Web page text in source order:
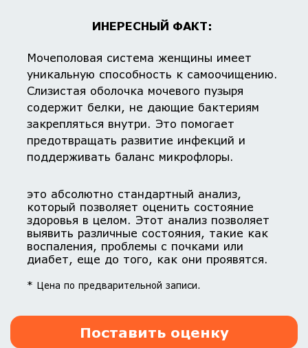
ИНЕРЕСНЫЙ ФАКТ:
Мочеполовая система женщины имеет
уникальную способность к самоочищению.
Слизистая оболочка мочевого пузыря
содержит белки, не дающие бактериям
закрепляться внутри. Это помогает
предотвращать развитие инфекций и
поддерживать баланс микрофлоры.
это абсолютно стандартный анализ,
который позволяет оценить состояние
здоровья в целом. Этот анализ позволяет
выявить различные состояния, такие как
воспаления, проблемы с почками или
диабет, еще до того, как они проявятся.
* Цена по предварительной записи.
Поставить оценку